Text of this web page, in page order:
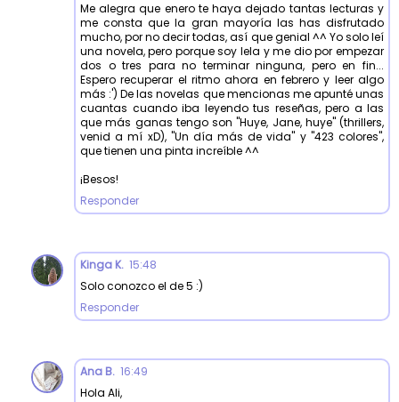
Me alegra que enero te haya dejado tantas lecturas y
me consta que la gran mayoría las has disfrutado
mucho, por no decir todas, así que genial ^^ Yo solo leí
una novela, pero porque soy lela y me dio por empezar
dos o tres para no terminar ninguna, pero en fin...
Espero recuperar el ritmo ahora en febrero y leer algo
más :') De las novelas que mencionas me apunté unas
cuantas cuando iba leyendo tus reseñas, pero a las
que más ganas tengo son "Huye, Jane, huye" (thrillers,
venid a mí xD), "Un día más de vida" y "423 colores",
que tienen una pinta increíble ^^
¡Besos!
Responder
Kinga K. 15:48
Solo conozco el de 5 :)
Responder
Ana B. 16:49
Hola Ali,